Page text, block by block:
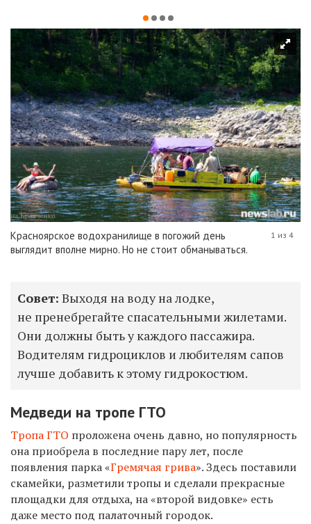
Красноярское водохранилище в погожий день
выглядит вполне мирно. Но не стоит обманываться.
1 из 4
Совет: Выходя на воду на лодке,
не пренебрегайте спасательными жилетами.
Они должны быть у каждого пассажира.
Водителям гидроциклов и любителям сапов
лучше добавить к этому гидрокостюм.
Медведи на тропе ГТО
Тропа ГТО проложена очень давно, но популярность
она приобрела в последние пару лет, после
появления парка «Гремячая грива». Здесь поставили
скамейки, разметили тропы и сделали прекрасные
площадки для отдыха, на «второй видовке» есть
даже место под палаточный городок.